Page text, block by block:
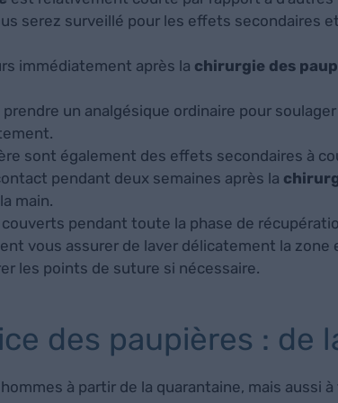
serez surveillé pour les effets secondaires
immédiatement après la chirurgie des
un analgésique ordinaire pour
sont également des effets secondaires à
pendant deux semaines après la
main.
couverts pendant toute la phase de
vous assurer de laver délicatement la
les points de suture si nécessaire.
des paupières : de
à partir de la quarantaine, mais aussi